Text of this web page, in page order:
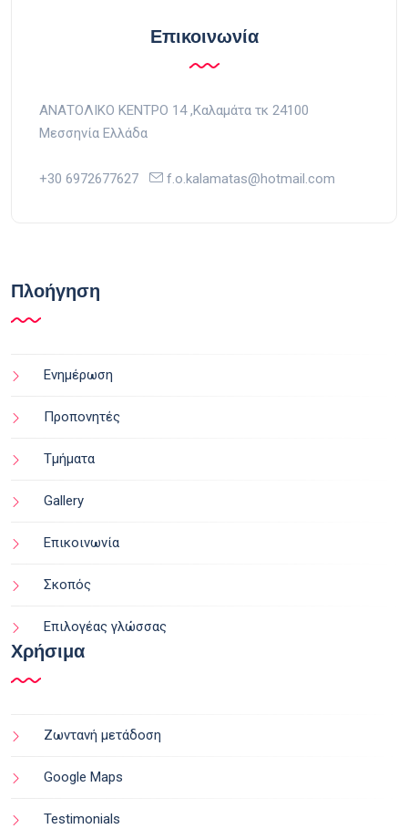
Επικοινωνία
ΑΝΑΤΟΛΙΚΟ ΚΕΝΤΡΟ 14 ,Kαλαμάτα τκ 24100
Μεσσηνία Ελλάδα
+30 6972677627 f.o.kalamatas@hotmail.com
Πλοήγηση
Ενημέρωση
Προπονητές
Τμήματα
Gallery
Επικοινωνία
Σκοπός
Επιλογέας γλώσσας
Χρήσιμα
Ζωντανή μετάδοση
Google Maps
Testimonials